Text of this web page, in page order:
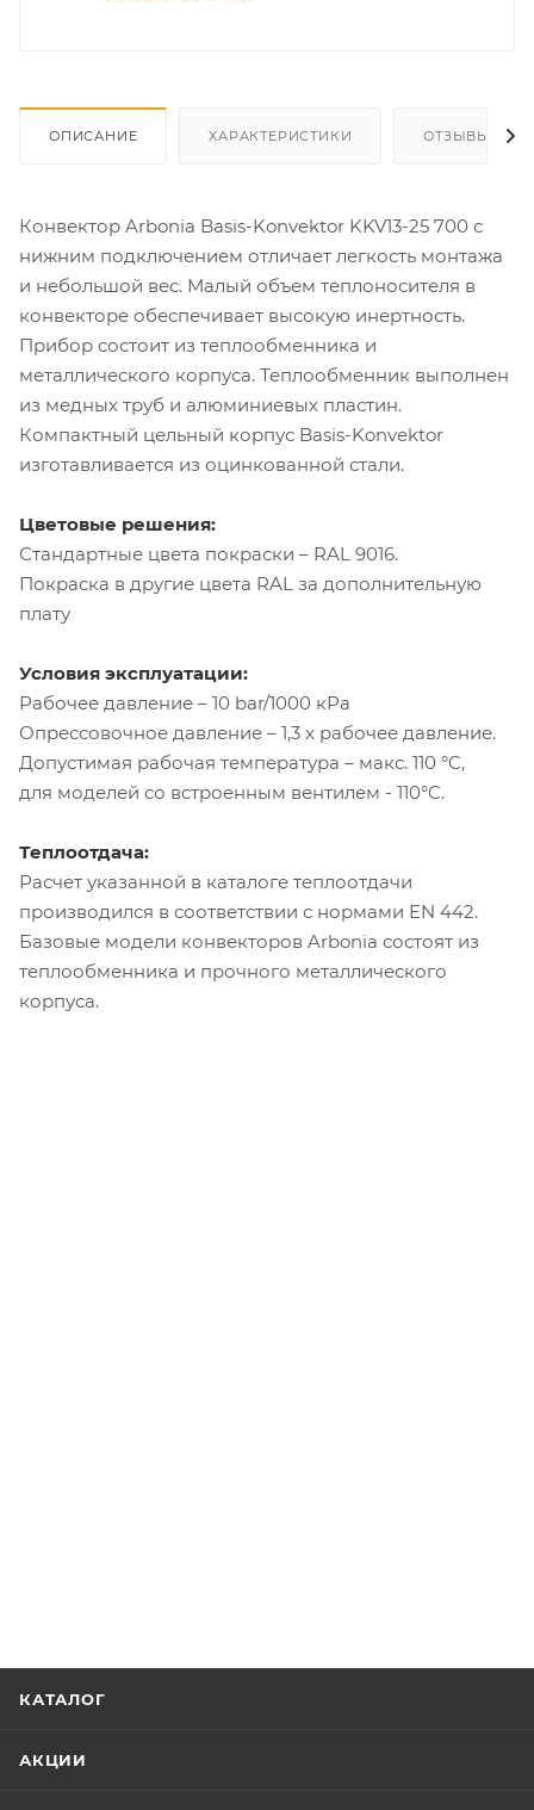
ОПИСАНИЕ ХАРАКТЕРИСТИКИ ОТЗЫВЫ
Конвектор Arbonia Basis-Konvektor KKV13-25 700 с
нижним подключением отличает легкость монтажа
и небольшой вес. Малый объем теплоносителя в
конвекторе обеспечивает высокую инертность.
Прибор состоит из теплообменника и
металлического корпуса. Теплообменник выполнен
из медных труб и алюминиевых пластин.
Компактный цельный корпус Basis-Konvektor
изготавливается из оцинкованной стали.
Цветовые решения:
Стандартные цвета покраски – RAL 9016.
Покраска в другие цвета RAL за дополнительную
плату
Условия эксплуатации:
Рабочее давление – 10 bar/1000 кРа
Опрессовочное давление – 1,3 х рабочее давление.
Допустимая рабочая температура – макс. 110 °C,
для моделей со встроенным вентилем - 110°C.
Теплоотдача:
Расчет указанной в каталоге теплоотдачи
производился в соответствии с нормами EN 442.
Базовые модели конвекторов Arbonia состоят из
теплообменника и прочного металлического
корпуса.
КАТАЛОГ
АКЦИИ